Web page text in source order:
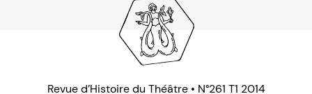
Revue d’Histoire du Théâtre • N°261 T1 2014